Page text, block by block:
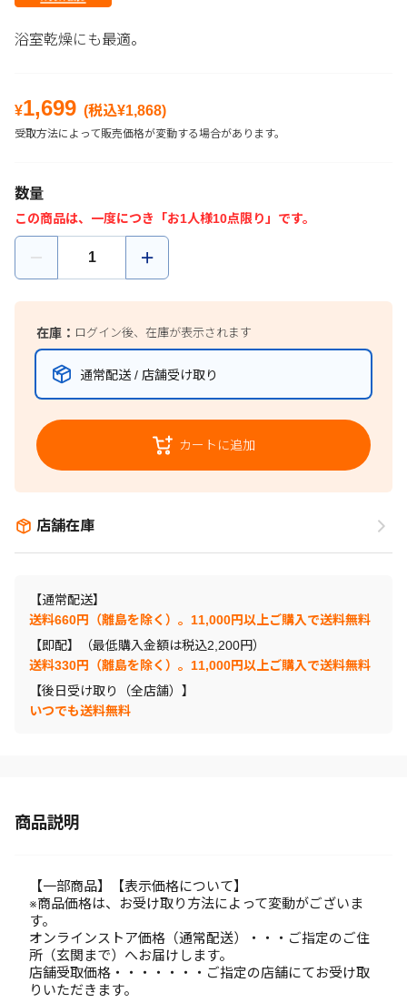
浴室乾燥にも最適。
¥1,699 (税込¥1,868)
受取方法によって販売価格が変動する場合があります。
数量
この商品は、一度につき「お1人様10点限り」です。
在庫： ログイン後、在庫が表示されます
通常配送 / 店舗受け取り
カートに追加
店舗在庫
【通常配送】
送料660円（離島を除く）。11,000円以上ご購入で送料無料
【即配】（最低購入金額は税込2,200円）
送料330円（離島を除く）。11,000円以上ご購入で送料無料
【後日受け取り（全店舗）】
いつでも送料無料
商品説明
【一部商品】【表示価格について】
※商品価格は、お受け取り方法によって変動がございま
す。
オンラインストア価格（通常配送）・・・ご指定のご住
所（玄関まで）へお届けします。
店舗受取価格・・・・・・・ご指定の店舗にてお受け取
りいただきます。